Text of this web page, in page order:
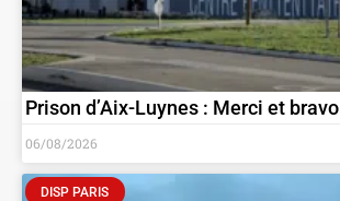
Prison d’Aix-Luynes : Merci et bravo
06/08/2026
DISP PARIS